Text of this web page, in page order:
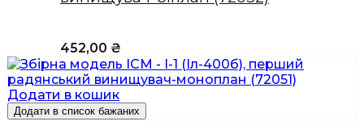
452,00 ₴
Додати в кошик
Додати в список бажаних